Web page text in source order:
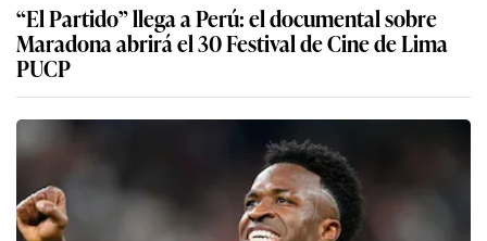
“El Partido” llega a Perú: el documental sobre
Maradona abrirá el 30 Festival de Cine de Lima
PUCP